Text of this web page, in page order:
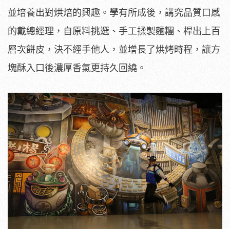
並培養出對烘焙的興趣。學有所成後，講究品質口感
的戴總經理，自原料挑選、手工揉製麵糰、桿出上百
層次餅皮，決不經手他人，並增長了烘烤時程，讓方
塊酥入口後濃厚香氣更持久回繞。